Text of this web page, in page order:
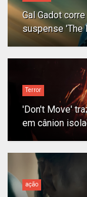
Gal Gadot
suspense 'The
Terror
'Don't Move'
em cânion
ação